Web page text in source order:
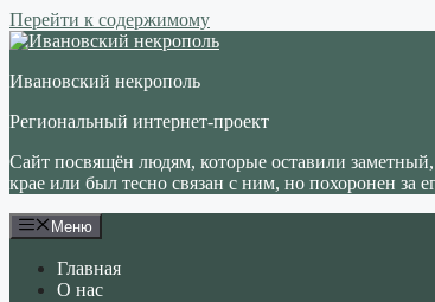
Перейти к содержимому
Ивановский некрополь
Региональный интернет-проект
Сайт посвящён людям, которые оставили
крае или был тесно связан с ним, но похоронен за
Меню
Главная
О нас